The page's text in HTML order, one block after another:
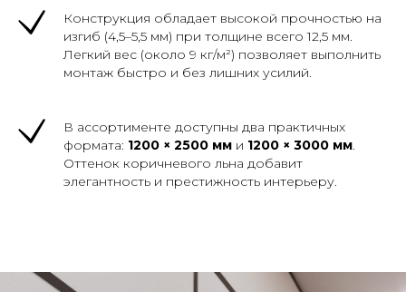
Конструкция обладает высокой прочностью на
изгиб (4,5–5,5 мм) при толщине всего 12,5 мм.
Легкий вес (около 9 кг/м²) позволяет выполнить
монтаж быстро и без лишних усилий.
В ассортименте доступны два практичных
формата: 1200 × 2500 мм и 1200 × 3000 мм.
Оттенок коричневого льна добавит
элегантность и престижность интерьеру.